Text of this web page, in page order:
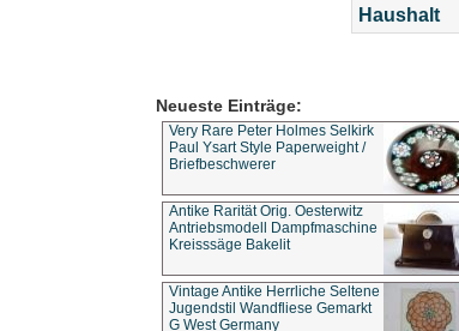
Haushalt
Neueste Einträge:
Very Rare Peter Holmes Selkirk
Paul Ysart Style Paperweight /
Briefbeschwerer
Antike Rarität Orig. Oesterwitz
Antriebsmodell Dampfmaschine
Kreisssäge Bakelit
Vintage Antike Herrliche Seltene
Jugendstil Wandfliese Gemarkt
G West Germany